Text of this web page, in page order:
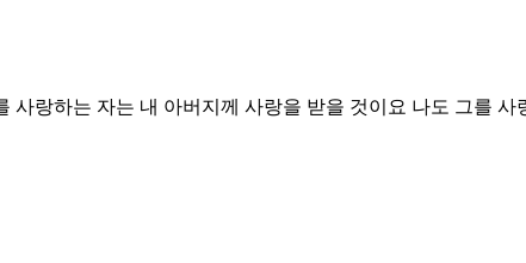
사랑하는 자는 내 아버지께 사랑을 받을 것이요 나도 그를